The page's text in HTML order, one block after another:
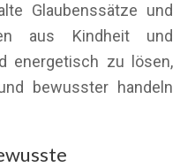
Glaubenssätze und
aus Kindheit und
energetisch zu lösen,
bewusster handeln